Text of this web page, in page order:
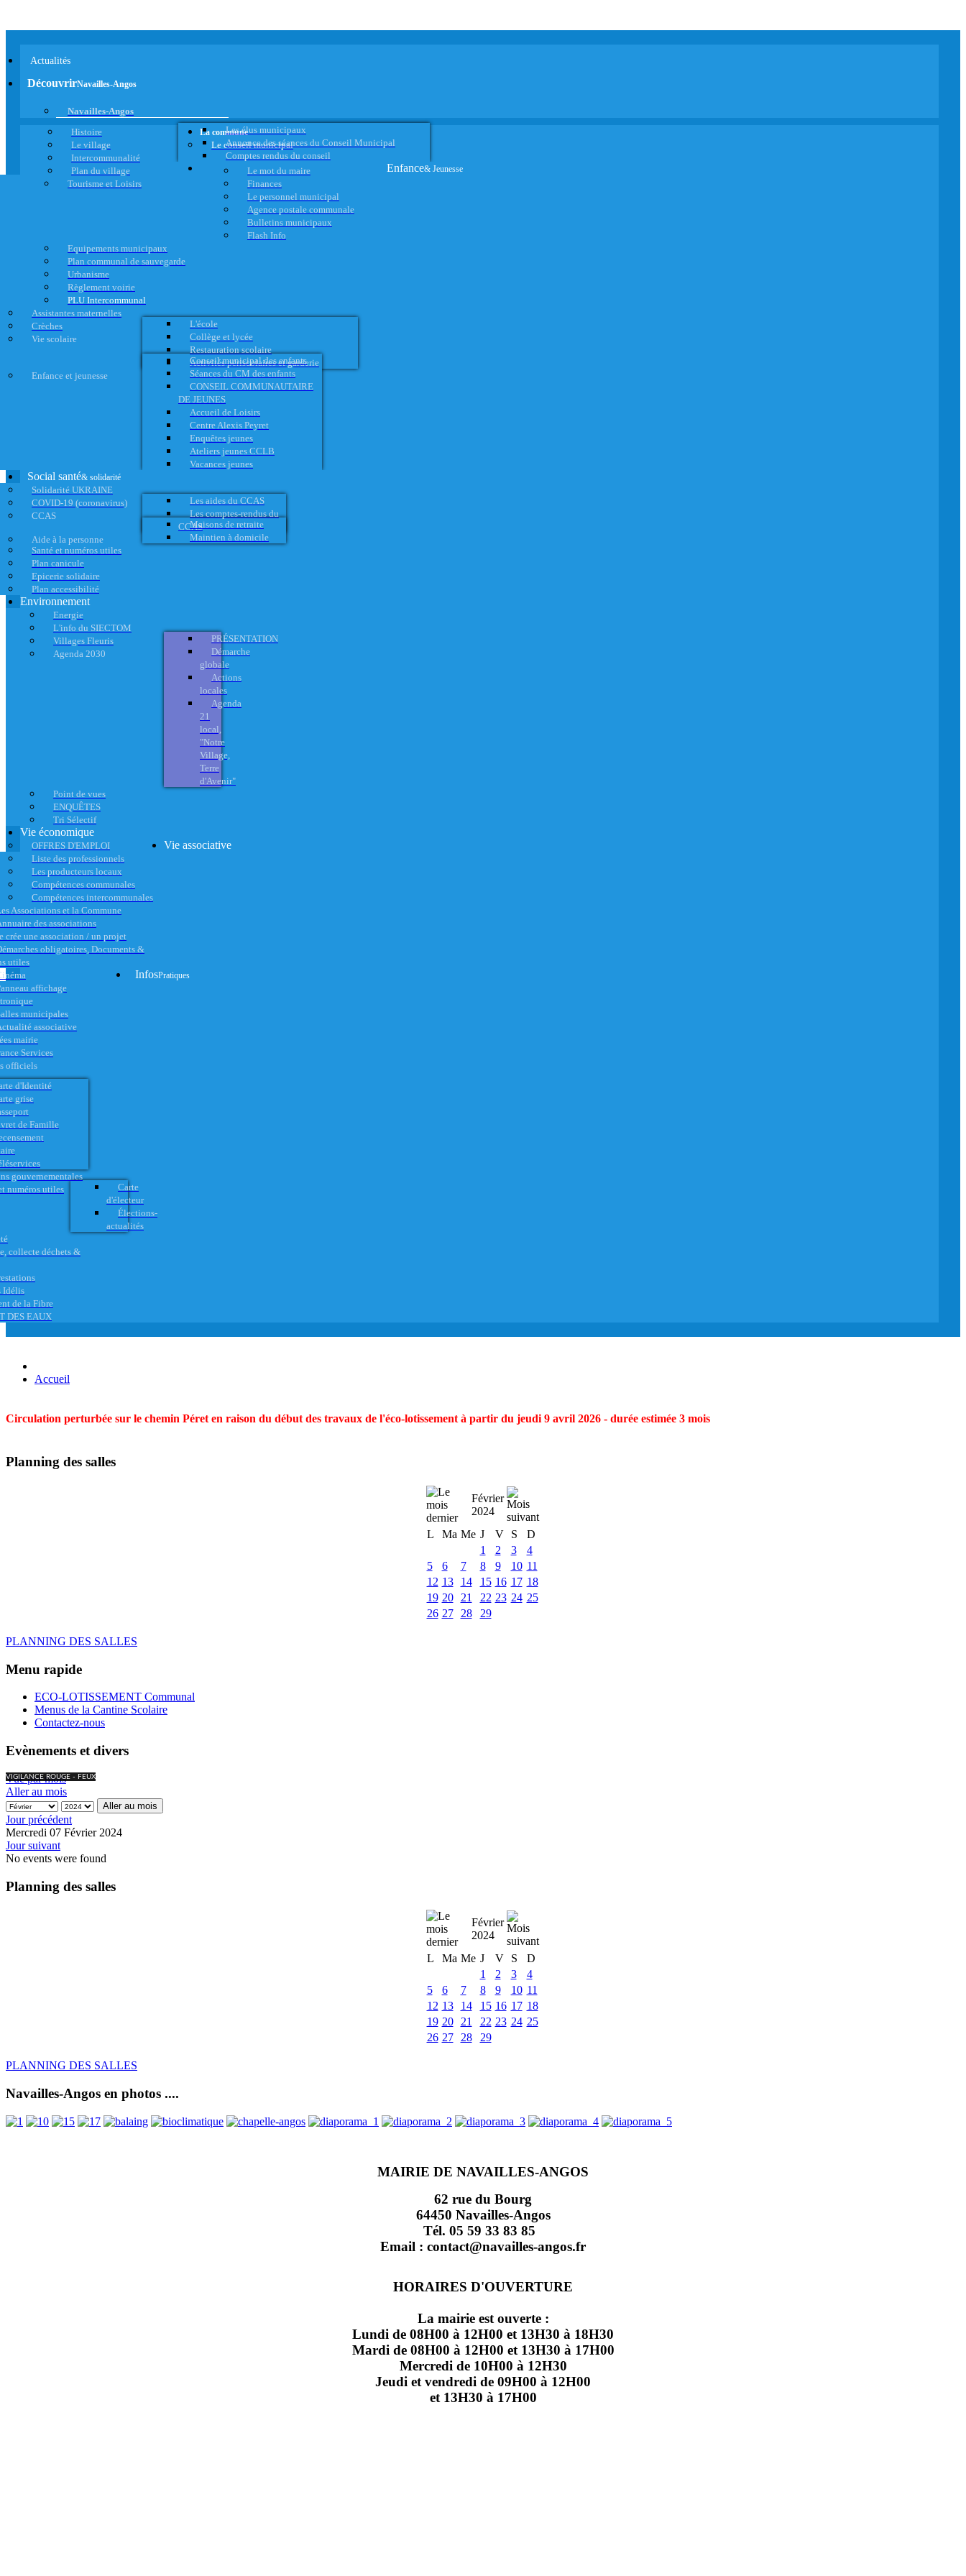
Actualités
DécouvrirNavailles-Angos
Navailles-Angos
Histoire
Le village
Intercommunalité
Plan du village
Tourisme et Loisirs
La commune
Le conseil municipal
Les élus municipaux
Annonce des séances du Conseil Municipal
Comptes rendus du conseil
Le mot du maire
Finances
Le personnel municipal
Agence postale communale
Bulletins municipaux
Flash Info
Equipements municipaux
Plan communal de sauvegarde
Urbanisme
Règlement voirie
PLU Intercommunal
Enfance& Jeunesse
Assistantes maternelles
Crèches
Vie scolaire
L'école
Collège et lycée
Restauration scolaire
Activités périscolaires et garderie
Enfance et jeunesse
Conseil municipal des enfants
Séances du CM des enfants
CONSEIL COMMUNAUTAIRE
DE JEUNES
Accueil de Loisirs
Centre Alexis Peyret
Enquêtes jeunes
Ateliers jeunes CCLB
Vacances jeunes
Social santé& solidarité
Solidarité UKRAINE
COVID-19 (coronavirus)
CCAS
Les aides du CCAS
Les comptes-rendus du
CCAS
Aide à la personne
Maisons de retraite
Maintien à domicile
Santé et numéros utiles
Plan canicule
Epicerie solidaire
Plan accessibilité
Environnement
Energie
L'info du SIECTOM
Villages Fleuris
Agenda 2030
PRÉSENTATION
Démarche
globale
Actions
locales
Agenda
21
local,
"Notre
Village,
Terre
d'Avenir"
Point de vues
ENQUÊTES
Tri Sélectif
Vie économique
OFFRES D'EMPLOI
Liste des professionnels
Les producteurs locaux
Compétences communales
Compétences intercommunales
Vie associative
Associations et la Commune
des associations
crée une association / un projet
obligatoires, Documents &
utiles
affichage
municipales
associative
InfosPratiques
mairie
Services
officiels
d'Identité
grise
de Famille
gouvernementales
numéros utiles
Carte
d'électeur
Élections-
actualités
collecte déchets &
Idélis
de la Fibre
DES EAUX
Accueil
Circulation perturbée sur le chemin Péret en raison du début des travaux de l'éco-lotissement à partir du jeudi 9 avril 2026 - durée estimée 3 mois
Planning des salles
Février
2024
L
Ma Me J V S
D
1
2 3
4
5
6 7 8 9 10 11
12 13 14 15 16 17 18
19 20 21 22 23 24 25
26 27 28 29
PLANNING DES SALLES
Menu rapide
ECO-LOTISSEMENT Communal
Menus de la Cantine Scolaire
Contactez-nous
Evènements et divers
VIGILANCE ROUGE - FEUX
Vue par mois
Aller au mois
Aller au mois
Jour précédent
Mercredi 07 Février 2024
Jour suivant
No events were found
Planning des salles
Février
2024
L
Ma Me J V S
D
1
2 3
4
5
6 7 8 9 10 11
12 13 14 15 16 17 18
19 20 21 22 23 24 25
26 27 28 29
PLANNING DES SALLES
Navailles-Angos en photos ....
MAIRIE DE NAVAILLES-ANGOS
62 rue du Bourg
64450 Navailles-Angos
Tél. 05 59 33 83 85
Email : contact@navailles-angos.fr
HORAIRES D'OUVERTURE
La mairie est ouverte :
Lundi de 08H00 à 12H00 et 13H30 à 18H30
Mardi de 08H00 à 12H00 et 13H30 à 17H00
Mercredi de 10H00 à 12H30
Jeudi et vendredi de 09H00 à 12H00
et 13H30 à 17H00